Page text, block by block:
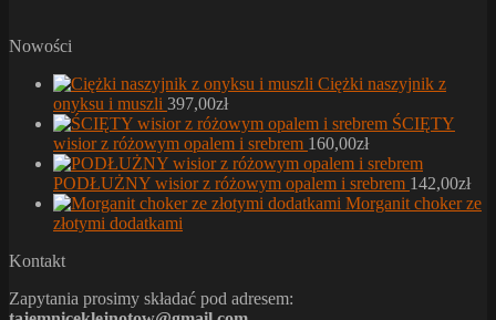
Nowości
Ciężki naszyjnik z
onyksu i muszli 397,00zł
ŚCIĘTY
wisior z różowym opalem i srebrem 160,00zł
PODŁUŻNY wisior z różowym opalem i srebrem 142,00zł
Morganit choker ze
złotymi dodatkami
Kontakt
Zapytania prosimy składać pod adresem: